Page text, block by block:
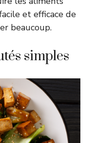
et efficace de
beaucoup.
simples